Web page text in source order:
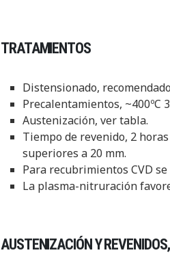
TRATAMIENTOS
Distensionado,
Precalentamientos, ~400ºC
Austenización, ver tabla.
Tiempo de revenido, 2
superiores a 20 mm.
Para recubrimientos CVD
La plasma-nitruración
AUSTENIZACIÓN Y REVENIDOS,